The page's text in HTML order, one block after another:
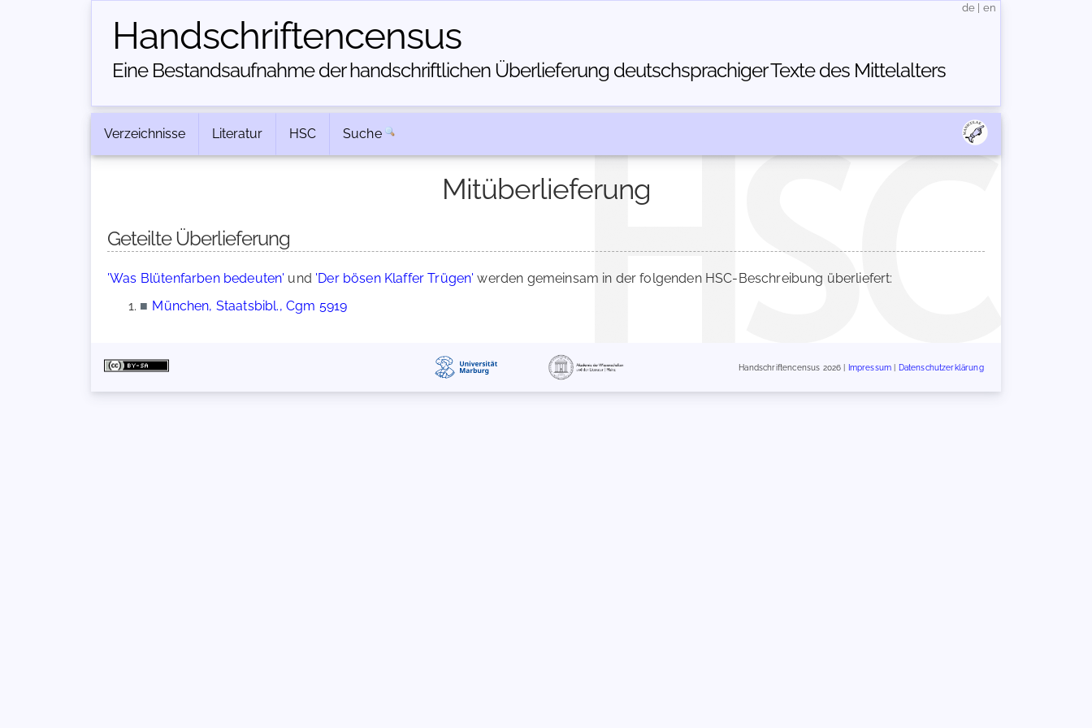
Handschriften­census
Eine Bestandsaufnahme der handschriftlichen Über­lieferung deutschsprachiger Texte des Mittelalters
de en
Verzeichnisse Literatur HSC Suche
Mitüberlieferung
Geteilte Überlieferung
'Was Blütenfarben bedeuten' und 'Der bösen Klaffer Trügen' werden gemeinsam in der folgenden HSC-Beschreibung überliefert:
■ München, Staatsbibl., Cgm 5919
Handschriftencensus 2026 | Impressum Datenschutzerklärung